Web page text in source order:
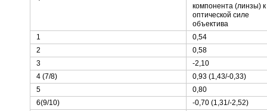
компонента (линзы) к
оптической силе
объектива
1
0,54
2
0,58
3
-2,10
4 (7/8)
0,93 (1,43/-0,33)
5
0,80
6(9/10)
-0,70 (1,31/-2,52)